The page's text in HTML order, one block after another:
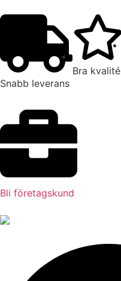
Snabb leverans
Bra kvalité
Bli företagskund